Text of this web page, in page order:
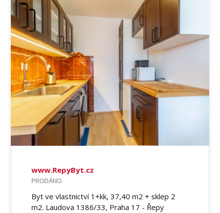
www.RepyByt.cz
PRODÁNO
Byt ve vlastnictví 1+kk, 37,40 m2 + sklep 2
m2. Laudova 1386/33, Praha 17 - Řepy